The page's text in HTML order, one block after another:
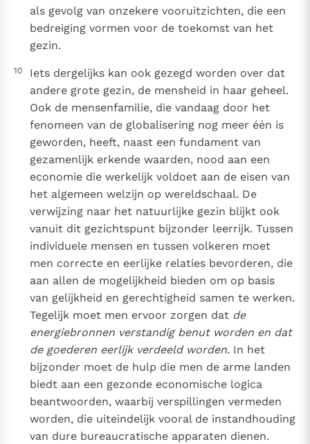
als gevolg van onzekere vooruitzichten, die een
bedreiging vormen voor de toekomst van het
gezin.
10
Iets dergelijks kan ook gezegd worden over dat
andere grote gezin, de mensheid in haar geheel.
Ook de mensenfamilie, die vandaag door het
fenomeen van de globalisering nog meer één is
geworden, heeft, naast een fundament van
gezamenlijk erkende waarden, nood aan een
economie die werkelijk voldoet aan de eisen van
het algemeen welzijn op wereldschaal. De
verwijzing naar het natuurlijke gezin blijkt ook
vanuit dit gezichtspunt bijzonder leerrijk. Tussen
individuele mensen en tussen volkeren moet
men correcte en eerlijke relaties bevorderen, die
aan allen de mogelijkheid bieden om op basis
van gelijkheid en gerechtigheid samen te werken.
Tegelijk moet men ervoor zorgen dat de
energiebronnen verstandig benut worden en dat
de goederen eerlijk verdeeld worden. In het
bijzonder moet de hulp die men de arme landen
biedt aan een gezonde economische logica
beantwoorden, waarbij verspillingen vermeden
worden, die uiteindelijk vooral de instandhouding
van dure bureaucratische apparaten dienen.